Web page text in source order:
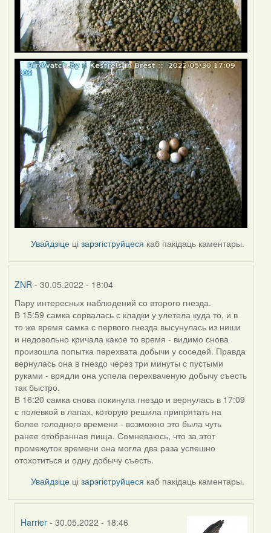
Увайдзіце цізарэгіструйцеся каб пакідаць каментары.
ZNR - 30.05.2022 - 18:04
Пару интересных наблюдений со второго гнезда.
В 15:59 самка сорвалась с кладки у улетела куда то, и в
то же время самка с первого гнезда высунулась из ниши
и недовольно кричала какое то время - видимо снова
произошла попытка перехвата добычи у соседей. Правда
вернулась она в гнездо через три минуты с пустыми
руками - врядли она успела перехваченую добычу съесть
так быстро.
В 16:20 самка снова покинула гнездо и вернулась в 17:09
с полевкой в лапах, которую решила припрятать на
более голодного времени - возможно это была чуть
ранее отобранная пища. Сомневаюсь, что за этот
промежуток времени она могла два раза успешно
отохотиться и одну добычу съесть.
Увайдзіце цізарэгіструйцеся каб пакідаць каментары.
Harrier - 30.05.2022 - 18:46